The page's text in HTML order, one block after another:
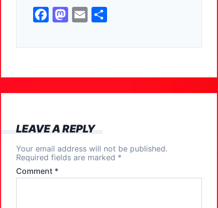
F
c
b
o
k
M
st
d
o
E
ai ar
LEAVE A REPLY
Your email address will not be published.
Required fields are marked *
Comment *